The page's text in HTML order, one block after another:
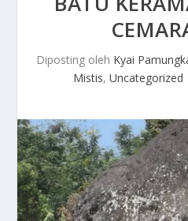
Diposting oleh Kyai
Mistis, Uncategorized